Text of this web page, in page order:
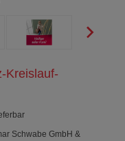
Kreislauf-
Schwabe GmbH &